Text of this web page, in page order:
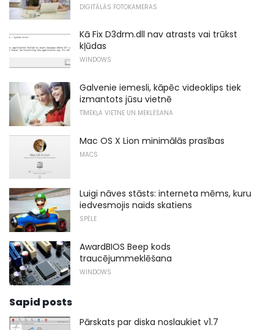
DIGITĀLĀS FOTOKAMERAS
Kā Fix D3drm.dll nav atrasts vai trūkst
kļūdas
WINDOWS
Galvenie iemesli, kāpēc videoklips tiek
izmantots jūsu vietnē
TĪMEKĻA VIETNE UN MEKLĒŠANA
Mac OS X Lion minimālās prasības
MACS
Luigi nāves stāsts: interneta mēms, kuru
iedvesmojis naids skatiens
SPĒLE
AwardBIOS Beep kods
traucējummeklēšana
WINDOWS
Sapid posts
Pārskats par diska noslaukiet v1.7